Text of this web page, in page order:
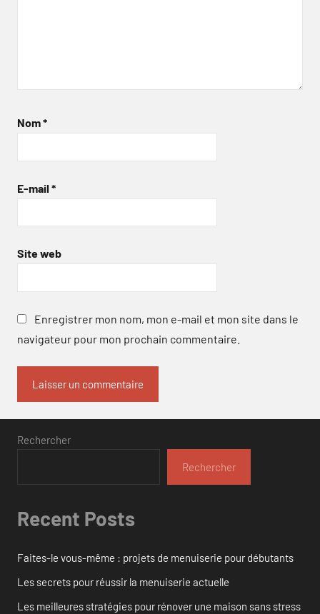
Nom*
E-mail *
Site web
Enregistrer mon nom, mon e-mail et mon site dans le
navigateur pour mon prochain commentaire.
Rechercher
Rechercher
Recent Posts
Faites-le vous-même : projets de menuiserie pour débutants
Les secrets pour réussir la menuiserie actuelle
Les meilleures stratégies pour rénover une maison sans stress